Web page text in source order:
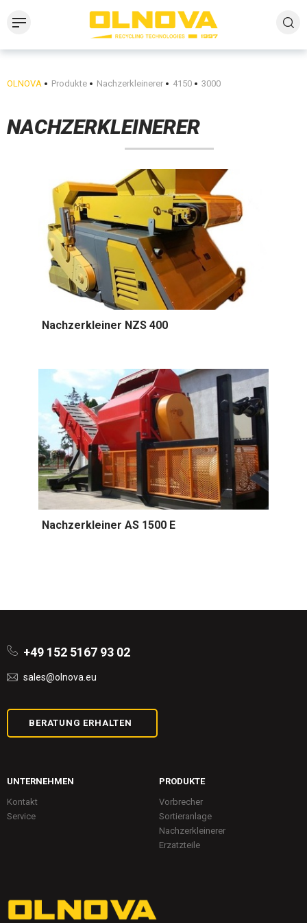
OLNOVA Produkte Nachzerkleinerer 4150 3000
NACHZERKLEINERER
Nachzerkleiner NZS 400
Nachzerkleiner AS 1500 E
+49 152 5167 93 02
sales@olnova.eu
BERATUNG ERHALTEN
UNTERNEHMEN
Kontakt
Service
PRODUKTE
Vorbrecher
Sortieranlage
Nachzerkleinerer
Erzatzteile